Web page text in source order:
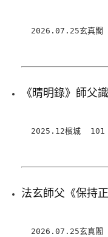
2026.07.25玄
《晴明錄》師父
2025.12檳城
法玄師父《保持
2026.07.25玄真